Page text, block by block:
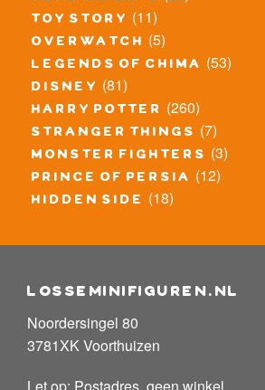
toy story (11)
overwatch (5)
legends of chima (53)
disney (81)
harry potter (260)
stranger things (7)
monster fighters (3)
prince of persia (12)
hidden side (18)
losseminifiguren.nl
Noordersingel 80
3781XK Voorthuizen